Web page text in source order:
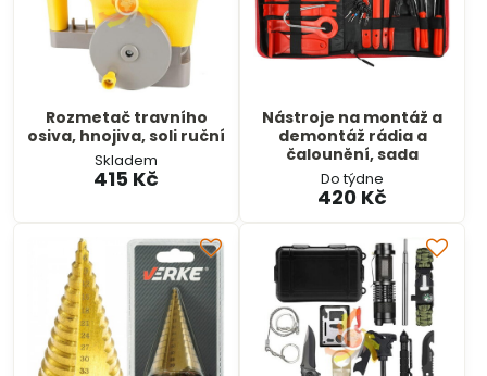
Rozmetač travního
osiva, hnojiva, soli ruční
Skladem
415 Kč
Nástroje na montáž a
demontáž rádia a
čalounění, sada
Do týdne
420 Kč